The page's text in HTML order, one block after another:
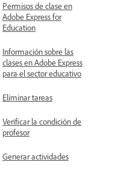
Permisos de clase en
Adobe Express for
Education
Información sobre las
clases en Adobe Express
para el sector educativo
Eliminar tareas
Verificar la condición de
profesor
Generar actividades